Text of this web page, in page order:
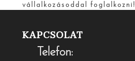
vállalkozásoddal foglalkozni!
KAPCSOLAT
Telefon: